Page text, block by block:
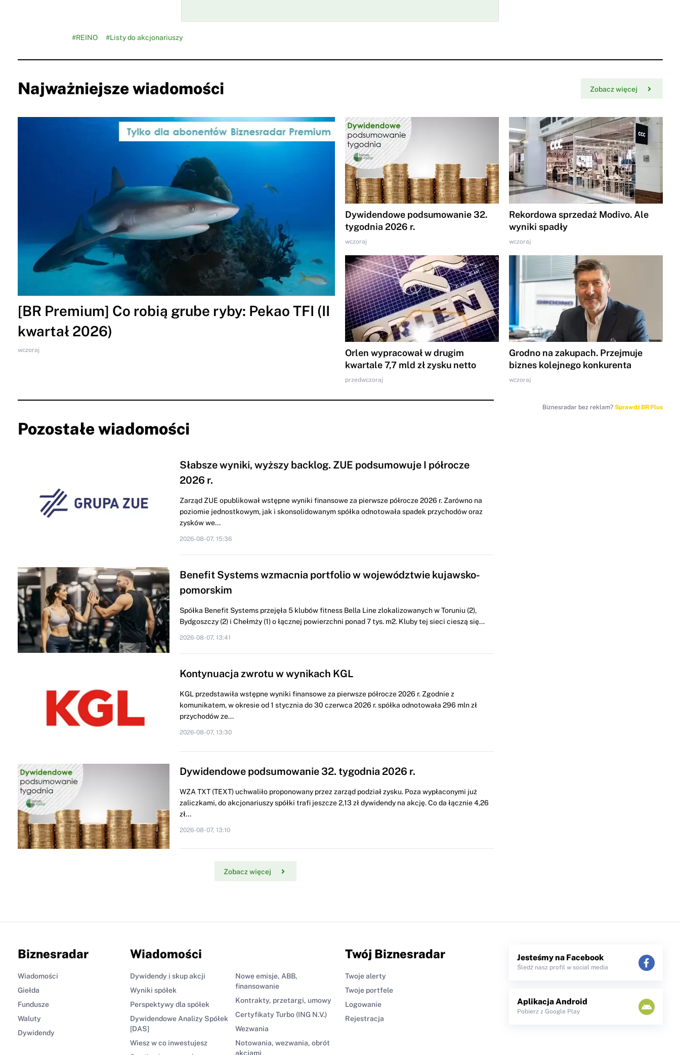
#REINO #Listy do akcjonariuszy
Najważniejsze wiadomości Zobacz więcej
[BR Premium] Co robią grube ryby: Pekao TFI (II
kwartał 2026)
wczoraj
Dywidendowe podsumowanie 32.
tygodnia 2026 r.
wczoraj
Rekordowa sprzedaż Modivo. Ale
wyniki spadły
wczoraj
Orlen wypracował w drugim
kwartale 7,7 mld zł zysku netto
przedwczoraj
Grodno na zakupach. Przejmuje
biznes kolejnego konkurenta
wczoraj
Pozostałe wiadomości
Słabsze wyniki, wyższy backlog. ZUE podsumowuje I półrocze
2026 r.
Zarząd ZUE opublikował wstępne wyniki finansowe za pierwsze półrocze 2026 r. Zarówno na
poziomie jednostkowym, jak i skonsolidowanym spółka odnotowała spadek przychodów oraz
zysków we...
2026-08-07, 15:36
Benefit Systems wzmacnia portfolio w województwie kujawsko-
pomorskim
Spółka Benefit Systems przejęła 5 klubów fitness Bella Line zlokalizowanych w Toruniu (2),
Bydgoszczy (2) i Chełmży (1) o łącznej powierzchni ponad 7 tys. m2. Kluby tej sieci cieszą się...
2026-08-07, 13:41
Kontynuacja zwrotu w wynikach KGL
KGL przedstawiła wstępne wyniki finansowe za pierwsze półrocze 2026 r. Zgodnie z
komunikatem, w okresie od 1 stycznia do 30 czerwca 2026 r. spółka odnotowała 296 mln zł
przychodów ze...
2026-08-07, 13:30
Dywidendowe podsumowanie 32. tygodnia 2026 r.
WZA TXT (TEXT) uchwaliło proponowany przez zarząd podział zysku. Poza wypłaconymi już
zaliczkami, do akcjonariuszy spółki trafi jeszcze 2,13 zł dywidendy na akcję. Co da łącznie 4,26
zł...
2026-08-07, 13:10
Zobacz więcej
Biznesradar bez reklam? Sprawdź BR Plus
Biznesradar
Wiadomości
Giełda
Fundusze
Waluty
Dywidendy
Wiadomości
Dywidendy i skup akcji
Wyniki spółek
Perspektywy dla spółek
Dywidendowe Analizy Spółek
[DAS]
Wiesz w co inwestujesz
Nowe emisje, ABB,
finansowanie
Kontrakty, przetargi, umowy
Certyfikaty Turbo (ING N.V.)
Wezwania
Notowania, wezwania, obrót
akcjami
Twój Biznesradar
Twoje alerty
Twoje portfele
Logowanie
Rejestracja
Jesteśmy na Facebook
Śledź nasz profil w social media
Aplikacja Android
Pobierz z Google Play